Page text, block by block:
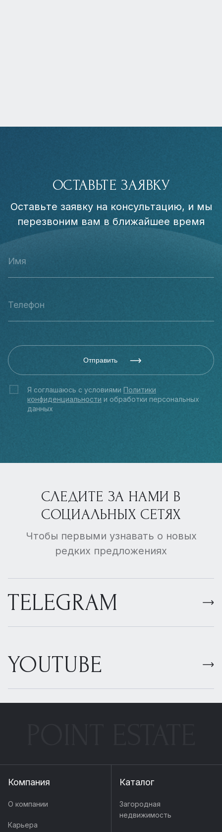
ОСТАВЬТЕ ЗАЯВКУ
Оставьте заявку на консультацию, и мы
перезвоним вам в ближайшее время
Отправить
Я соглашаюсь с условиями Политики
конфиденциальности и обработки персональных
данных
СЛЕДИТЕ ЗА НАМИ В
СОЦИАЛЬНЫХ СЕТЯХ
Чтобы первыми узнавать о новых
редких предложениях
TELEGRAM
YOUTUBE
Компания
О компании
Карьера
Каталог
Загородная
недвижимость